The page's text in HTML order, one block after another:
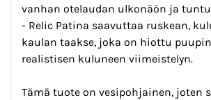
vanhan otelaudan ulkonäön ja
- Relic Patina saavuttaa ruskean,
kaulan taakse, joka on hiottu
realistisen kuluneen viimeistelyn.
Tämä tuote on vesipohjainen, joten